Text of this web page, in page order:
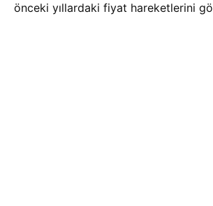
önceki yıllardaki fiyat hareketlerini